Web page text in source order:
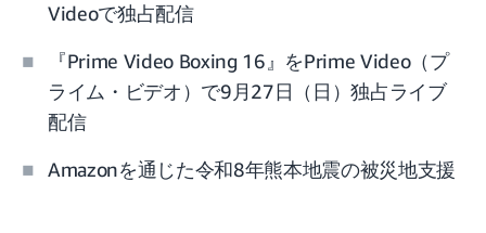
Videoで独占配信
『Prime Video Boxing 16』をPrime Video（プ
ライム・ビデオ）で9月27日（日）独占ライブ
配信
Amazonを通じた令和8年熊本地震の被災地支援